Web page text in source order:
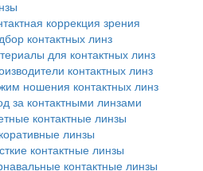
коррекция зрения
контактных линз
для контактных линз
контактных линз
ношения контактных линз
за контактными линзами
контактные линзы
линзы
контактные линзы
контактные линзы